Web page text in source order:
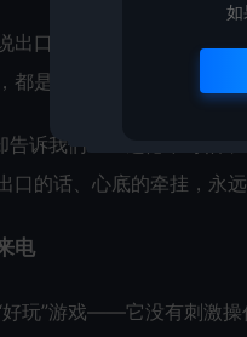
出口的抱歉、未珍惜的人
都是一面镜子——在别人
告诉我们：**遗憾不可怕
口的话、心底的牵挂，永
电
好玩”游戏——它没有刺激
如